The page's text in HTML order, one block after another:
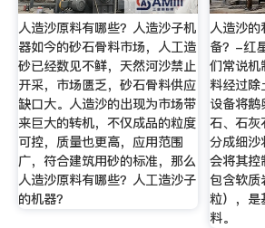
人造沙原料有哪些？人造沙子机
器如今的砂石骨料市场，人工造
砂已经数见不鲜，天然河沙禁止
开采，市场匮乏，砂石骨料供应
缺口大。人造沙的出现为市场带
来巨大的转机，不仅成品的粒度
可控，质量也更高，应用范围
广，符合建筑用砂的标准，那么
人造沙原料有哪些？人工造沙子
的机器？
人造沙
备？-红
们常说机
料经过
设备将
石、石灰
分成细沙
会将其
包含软
粒），是
料。